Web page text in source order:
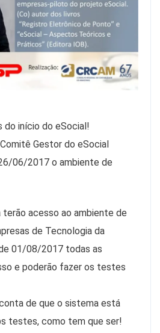
do início do eSocial!
Gestor do eSocial
06/2017 o ambiente de
acesso ao ambiente de
de Tecnologia da
01/08/2017 todas as
e poderão fazer os testes
de que o sistema está
testes, como tem que ser!